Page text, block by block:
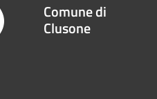
Comune di
Clusone